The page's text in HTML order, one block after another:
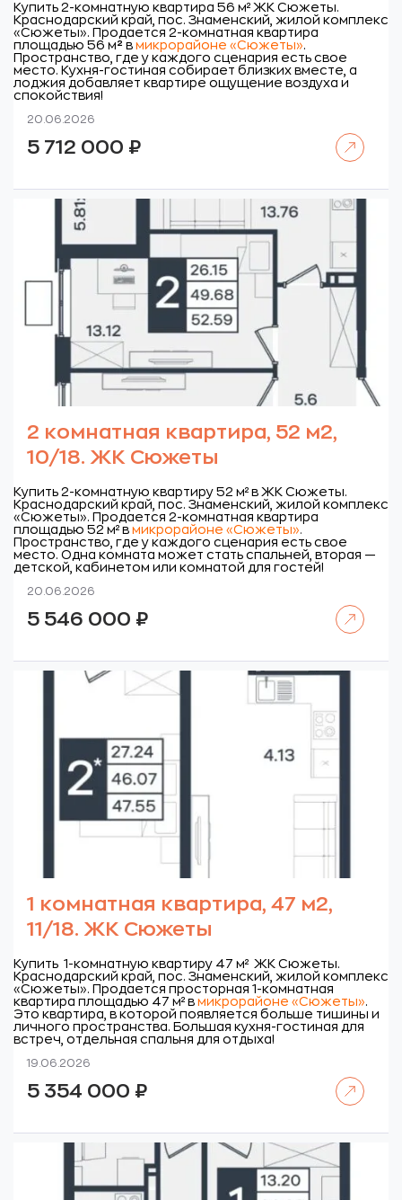
Купить 2-комнатную квартира 56 м² ЖК Сюжеты.
Краснодарский край, пос. Знаменский, жилой комплекс
«Сюжеты». Продается 2-комнатная квартира
площадью 56 м² в микрорайоне «Сюжеты».
Пространство, где у каждого сценария есть свое
место. Кухня-гостиная собирает близких вместе, а
лоджия добавляет квартире ощущение воздуха и
спокойствия!
20.06.2026
5 712 000 ₽
2 комнатная квартира, 52 м2,
10/18. ЖК Сюжеты
Купить 2-комнатную квартиру 52 м² в ЖК Сюжеты.
Краснодарский край, пос. Знаменский, жилой комплекс
«Сюжеты». Продается 2-комнатная квартира
площадью 52 м² в микрорайоне «Сюжеты».
Пространство, где у каждого сценария есть свое
место. Одна комната может стать спальней, вторая —
детской, кабинетом или комнатой для гостей!
20.06.2026
5 546 000 ₽
1 комнатная квартира, 47 м2,
11/18. ЖК Сюжеты
Купить 1-комнатную квартиру 47 м² ЖК Сюжеты.
Краснодарский край, пос. Знаменский, жилой комплекс
«Сюжеты». Продается просторная 1-комнатная
квартира площадью 47 м² в микрорайоне «Сюжеты».
Это квартира, в которой появляется больше тишины и
личного пространства. Большая кухня-гостиная для
встреч, отдельная спальня для отдыха!
19.06.2026
5 354 000 ₽